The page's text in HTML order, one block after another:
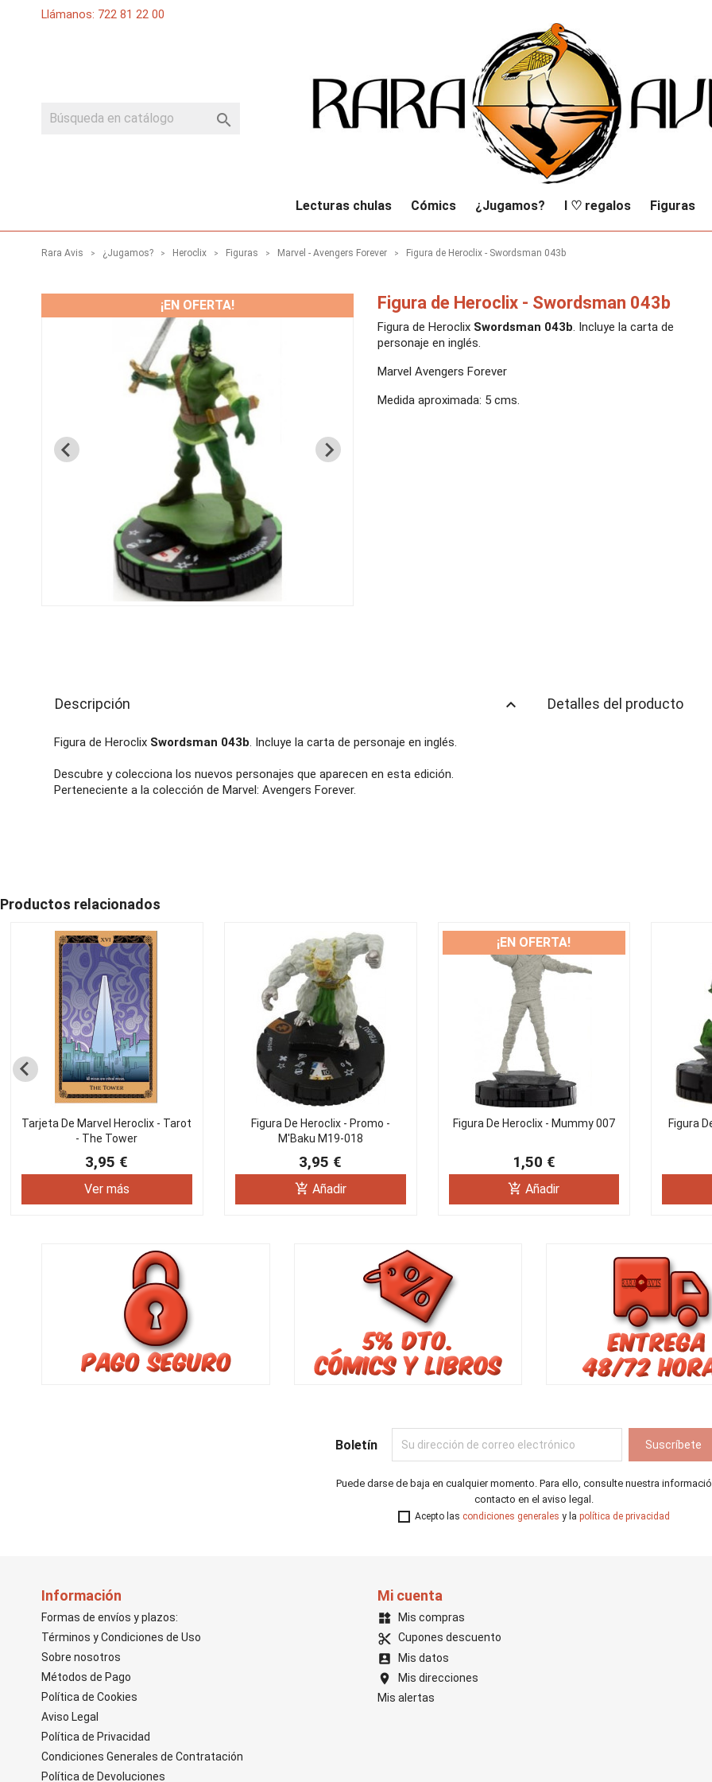
Llámanos: 722 81 22 00

Lecturas chulas Cómics ¿Jugamos? I ♡ regalos Figuras
Rara Avis ¿Jugamos? Heroclix Figuras Marvel - Avengers Forever Figura de Heroclix - Swordsman 043b
¡EN OFERTA! Figura de Heroclix - Swordsman 043b
Figura de Heroclix Swordsman 043b. Incluye la carta de
personaje en inglés.
Marvel Avengers Forever
Medida aproximada: 5 cms.
Descripción keyboard_arrow_up
Figura de Heroclix Swordsman 043b. Incluye la carta de personaje en inglés.
Descubre y colecciona los nuevos personajes que aparecen en esta edición.
Perteneciente a la colección de Marvel: Avengers Forever.
Detalles del producto
Productos relacionados
Tarjeta De Marvel Heroclix - Tarot
- The Tower
3,95 €
Ver más
Figura De Heroclix - Promo -
M'Baku M19-018
3,95 €
add_shopping_cart Añadir
Figura De Heroclix - Mummy 007
1,50 €
add_shopping_cart Añadir
¡EN OFERTA!
Figura
Boletín
Puede darse de baja en cualquier momento. Para ello, consulte nuestra
contacto en el aviso legal.
Acepto las condiciones generales y la política de privacidad
Información
Formas de envíos y plazos:
Términos y Condiciones de Uso
Sobre nosotros
Métodos de Pago
Política de Cookies
Aviso Legal
Política de Privacidad
Condiciones Generales de Contratación
Política de Devoluciones
Mi cuenta
widgets Mis compras
content_cut Cupones descuento
account_box Mis datos
location_on
Mis direcciones
Mis alertas